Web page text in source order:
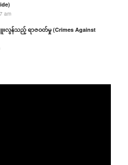
am
လွန်သည့် ရာဇဝတ်မှု (Crimes Against